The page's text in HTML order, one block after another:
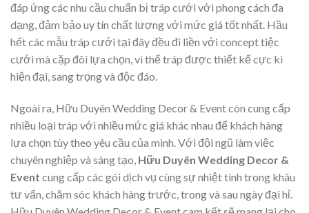
đáp ứng các nhu cầu chuẩn bị tráp cưới với phong cách đa
dạng, đảm bảo uy tín chất lượng với mức giá tốt nhất. Hầu
hết các mẫu tráp cưới tại đây đều đi liền với concept tiệc
cưới mà cặp đôi lựa chọn, vì thế tráp được thiết kế cực kì
hiện đại, sang trọng và độc đáo.
Ngoài ra, Hữu Duyên Wedding Decor & Event còn cung cấp
nhiều loại tráp với nhiều mức giá khác nhau để khách hàng
lựa chọn tùy theo yêu cầu của mình. Với đội ngũ làm việc
chuyên nghiệp và sáng tạo, Hữu Duyên Wedding Decor &
Event cung cấp các gói dịch vụ cùng sự nhiệt tình trong khâu
tư vấn, chăm sóc khách hàng trước, trong và sau ngày đại hỉ.